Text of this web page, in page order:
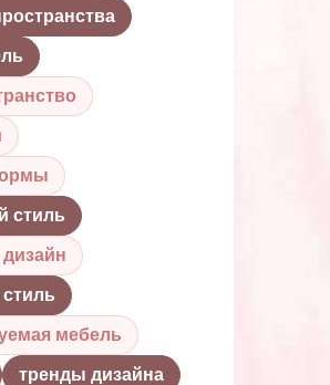
стиль
мебель
тренды дизайна